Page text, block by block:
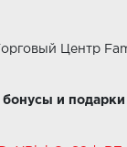
Центр
и